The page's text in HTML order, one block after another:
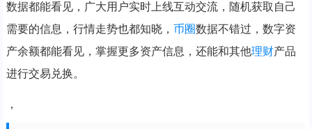
数据都能看见，广大用户实时上线互动交流，随机获取自己
需要的信息，行情走势也都知晓， 币圈数据不错过，数字资
产余额都能看见，掌握更多资产信息，还能和其他理财产品
进行交易兑换。
，